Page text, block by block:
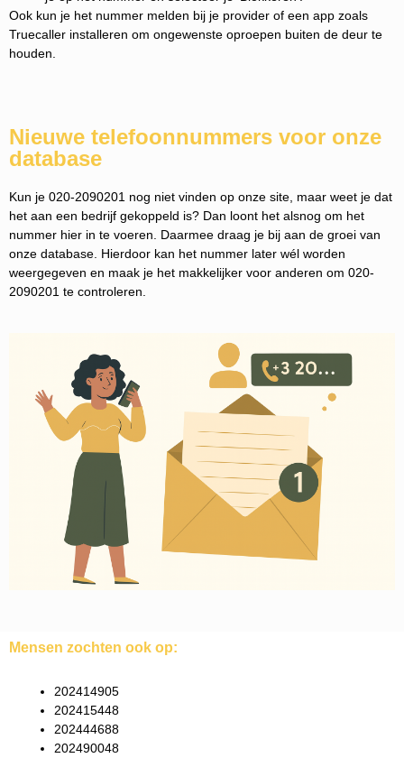
Ook kun je het nummer melden bij je provider of een app zoals
Truecaller installeren om ongewenste oproepen buiten de deur te
houden.
Nieuwe telefoonnummers voor onze
database
Kun je 020-2090201 nog niet vinden op onze site, maar weet je dat
het aan een bedrijf gekoppeld is? Dan loont het alsnog om het
nummer hier in te voeren. Daarmee draag je bij aan de groei van
onze database. Hierdoor kan het nummer later wél worden
weergegeven en maak je het makkelijker voor anderen om 020-
2090201 te controleren.
Mensen zochten ook op:
202414905
202415448
202444688
202490048